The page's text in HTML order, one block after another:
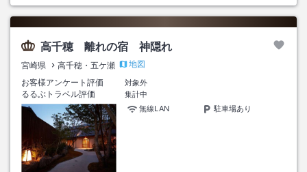
高千穂 離れの宿 神隠れ
宮崎県 高千穂・五ケ瀬
地図
お客様アンケート評価
対象外
るるぶトラベル評価
集計中
無線LAN
駐車場あり